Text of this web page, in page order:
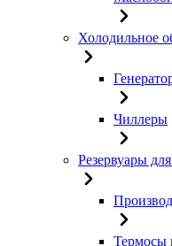
Холодильное
Чиллеры
Резервуары
Термосы